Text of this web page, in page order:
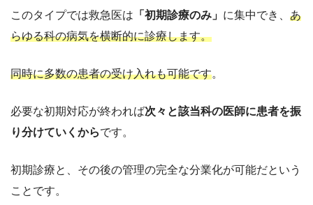
このタイプでは救急医は 「初期診療のみ」 に集中でき、 あ
らゆる科の病気を横断的に診療します。
同時に多数の患者の受け入れも可能です。
必要な初期対応が終われば次々と該当科の医師に患者を振
り分けていくからです。
初期診療と、その後の管理の完全な分業化が可能だという
ことです。